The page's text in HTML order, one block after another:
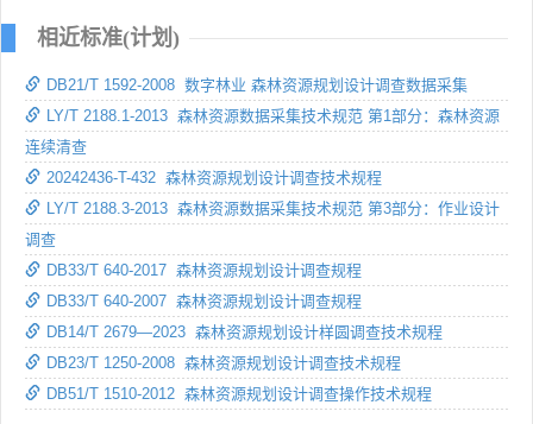
相近标准(计划)
DB21/T 1592-2008 数字林业 森林资源规划设计调查数据采集
LY/T 2188.1-2013 森林资源数据采集技术规范 第1部分：森林资源
连续清查
20242436-T-432 森林资源规划设计调查技术规程
LY/T 2188.3-2013 森林资源数据采集技术规范 第3部分：作业设计
调查
DB33/T 640-2017 森林资源规划设计调查规程
DB33/T 640-2007 森林资源规划设计调查规程
DB14/T 2679—2023 森林资源规划设计样圆调查技术规程
DB23/T 1250-2008 森林资源规划设计调查技术规程
DB51/T 1510-2012 森林资源规划设计调查操作技术规程